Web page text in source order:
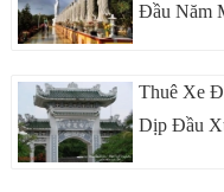
Đầu Năm
Thuê Xe
Dịp Đầu